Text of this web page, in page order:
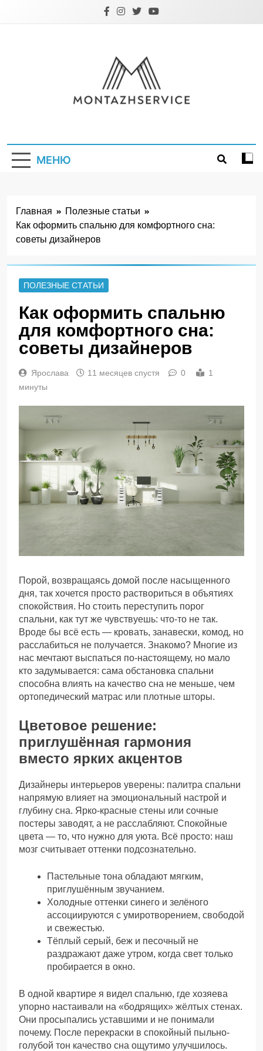
МЕНЮ
Главная
Полезные статьи
Как оформить спальню для комфортного сна:
советы дизайнеров
ПОЛЕЗНЫЕ СТАТЬИ
Как оформить спальню
для комфортного сна:
советы дизайнеров
Ярослава 11 месяцев спустя 0
1
минуты
Порой, возвращаясь домой после насыщенного
дня, так хочется просто раствориться в объятиях
спокойствия. Но стоить переступить порог
спальни, как тут же чувствуешь: что-то не так.
Вроде бы всё есть — кровать, занавески, комод, но
расслабиться не получается. Знакомо? Многие из
нас мечтают выспаться по-настоящему, но мало
кто задумывается: сама обстановка спальни
способна влиять на качество сна не меньше, чем
ортопедический матрас или плотные шторы.
Цветовое решение:
приглушённая гармония
вместо ярких акцентов
Дизайнеры интерьеров уверены: палитра спальни
напрямую влияет на эмоциональный настрой и
глубину сна. Ярко-красные стены или сочные
постеры заводят, а не расслабляют. Спокойные
цвета — то, что нужно для уюта. Всё просто: наш
мозг считывает оттенки подсознательно.
Пастельные тона обладают мягким,
приглушённым звучанием.
Холодные оттенки синего и зелёного
ассоциируются с умиротворением, свободой
и свежестью.
Тёплый серый, беж и песочный не
раздражают даже утром, когда свет только
пробирается в окно.
В одной квартире я видел спальню, где хозяева
упорно настаивали на «бодрящих» жёлтых стенах.
Они просыпались уставшими и не понимали
почему. После перекраски в спокойный пыльно-
голубой тон качество сна ощутимо улучшилось.